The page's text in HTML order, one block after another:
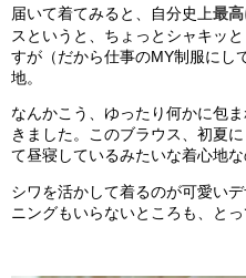
届いて着てみると、自分史上最高
スというと、ちょっとシャキッ
すが（だから仕事のMY制服にし
地。
なんかこう、ゆったり何かに包
きました。このブラウス、初夏
て昼寝しているみたいな着心地な
シワを活かして着るのが可愛い
ニングもいらないところも、とっ